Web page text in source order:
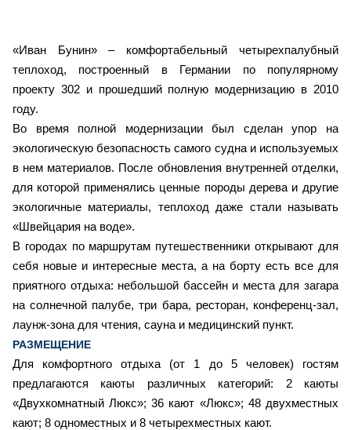
«Иван Бунин» – комфортабельный четырехпалубный
теплоход, построенный в Германии по популярному
проекту 302 и прошедший полную модернизацию в 2010
году.
Во время полной модернизации был сделан упор на
экологическую безопасность самого судна и используемых
в нем материалов. После обновления внутренней отделки,
для которой применялись ценные породы дерева и другие
экологичные материалы, теплоход даже стали называть
«Швейцария на воде».
В городах по маршрутам путешественники открывают для
себя новые и интересные места, а на борту есть все для
приятного отдыха: небольшой бассейн и места для загара
на солнечной палубе, три бара, ресторан, конференц-зал,
лаунж-зона для чтения, сауна и медицинский пункт.
РАЗМЕЩЕНИЕ
Для комфортного отдыха (от 1 до 5 человек) гостям
предлагаются каюты различных категорий: 2 каюты
«Двухкомнатный Люкс»; 36 кают «Люкс»; 48 двухместных
кают; 8 одноместных и 8 четырехместных кают.